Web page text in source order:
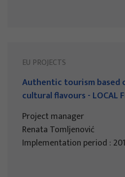
EU PROJECTS
Authentic tourism based
cultural flavours - LOCAL
Project manager
Renata Tomljenović
Implementation period :